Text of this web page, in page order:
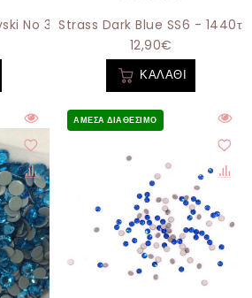
No 30 Green 30τμχ
Strass Dark Blue SS6 -
12,90€
ΚΑΛΆΘΙ
ΆΜΕΣΑ ΔΙΑΘΈΣΙΜΟ